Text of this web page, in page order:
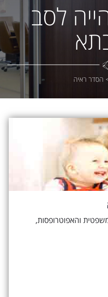
לסב
הסדר ראיה